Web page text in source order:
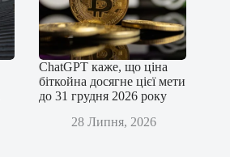
ChatGPT каже, що ціна
біткойна досягне цієї мети
до 31 грудня 2026 року
28 Липня, 2026